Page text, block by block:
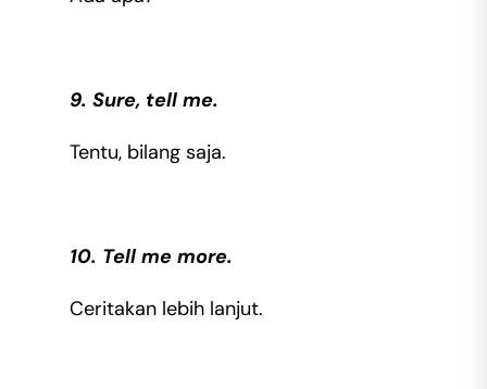
9. Sure, tell me.
Tentu, bilang saja.
10. Tell me more.
Ceritakan lebih lanjut.